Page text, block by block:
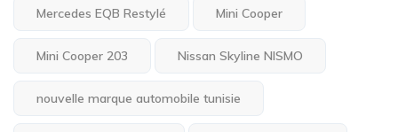
Mercedes EQB Restylé Mini Cooper
Mini Cooper 203 Nissan Skyline NISMO
nouvelle marque automobile tunisie